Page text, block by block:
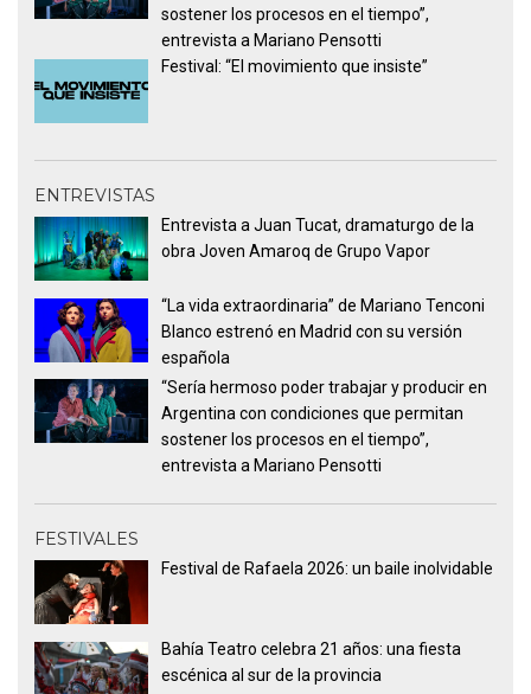
sostener los procesos en el tiempo”,
entrevista a Mariano Pensotti
Festival: “El movimiento que insiste”
ENTREVISTAS
Entrevista a Juan Tucat, dramaturgo de la
obra Joven Amaroq de Grupo Vapor
“La vida extraordinaria” de Mariano Tenconi
Blanco estrenó en Madrid con su versión
española
“Sería hermoso poder trabajar y producir en
Argentina con condiciones que permitan
sostener los procesos en el tiempo”,
entrevista a Mariano Pensotti
FESTIVALES
Festival de Rafaela 2026: un baile inolvidable
Bahía Teatro celebra 21 años: una fiesta
escénica al sur de la provincia